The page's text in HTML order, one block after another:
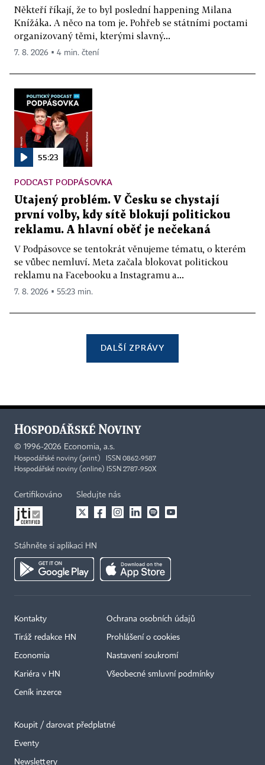
Někteří říkají, že to byl poslední happening Milana
Knížáka. A něco na tom je. Pohřeb se státními poctami
organizovaný těmi, kterými slavný...
7. 8. 2026 ▪ 4 min. čtení
55:23
PODCAST PODPÁSOVKA
Utajený problém. V Česku se chystají
první volby, kdy sítě blokují politickou
reklamu. A hlavní oběť je nečekaná
V Podpásovce se tentokrát věnujeme tématu, o kterém
se vůbec nemluví. Meta začala blokovat politickou
reklamu na Facebooku a Instagramu a...
7. 8. 2026 ▪ 55:23 min.
DALŠÍ ZPRÁVY
© 1996-2026 Economia, a.s.
Hospodářské noviny (print) ISSN 0862-9587
Hospodářské noviny (online) ISSN 2787-950X
Certifikováno Sledujte nás
Stáhněte si aplikaci HN
Kontakty
Tiráž redakce HN
Economia
Kariéra v HN
Ceník inzerce
Ochrana osobních údajů
Prohlášení o cookies
Nastavení soukromí
Všeobecné smluvní podmínky
Koupit / darovat předplatné
Eventy
Newslettery